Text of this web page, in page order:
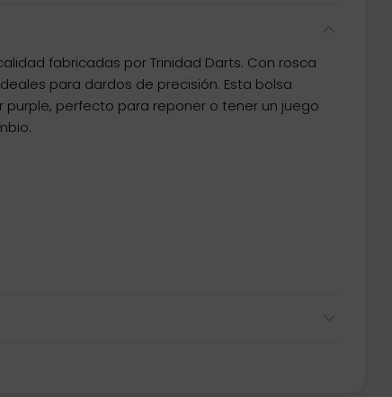
fabricadas por Trinidad Darts. Con rosca
para dardos de precisión. Esta bolsa
purple, perfecto para reponer o tener un juego